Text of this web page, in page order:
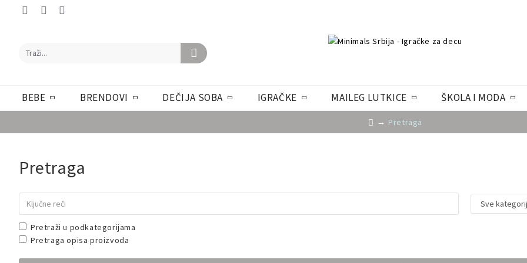
BEBE BRENDOVI DEČIJA SOBA IGRAČKE MAILEG LUTKICE ŠKOLA I MODA
Pretraga
Pretraga
Pretraži u podkategorijama
Pretraga opisa proizvoda